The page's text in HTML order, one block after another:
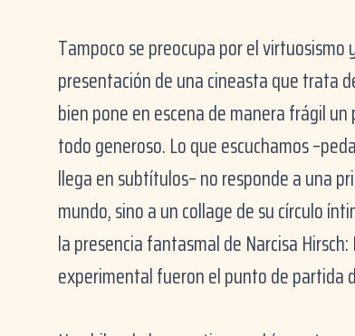
Tampoco se preocupa por el
presentación de una cineasta que trata
bien pone en escena de manera frágil
todo generoso. Lo que escuchamos
llega en subtítulos– no responde a una
mundo, sino a un collage de su círculo
la presencia fantasmal de Narcisa
experimental fueron el punto de partida